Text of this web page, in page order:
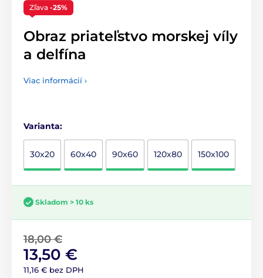
Zľava -25%
Obraz priateľstvo morskej víly
a delfína
Viac informácií ›
Varianta:
30x20 60x40 90x60 120x80 150x100
Skladom > 10 ks
18,00 €
13,50 €
11,16 € bez DPH